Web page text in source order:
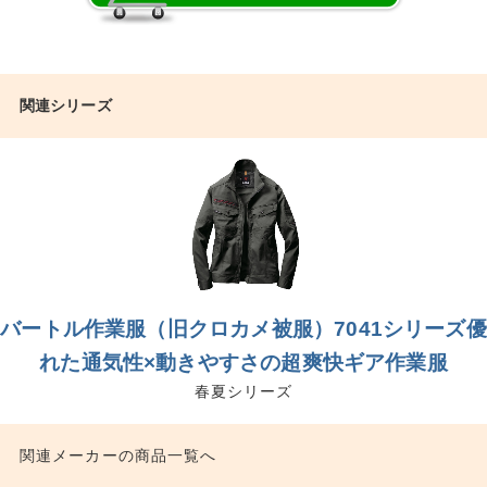
関連シリーズ
バートル作業服（旧クロカメ被服）7041シリーズ優
れた通気性×動きやすさの超爽快ギア作業服
春夏シリーズ
関連メーカーの商品一覧へ